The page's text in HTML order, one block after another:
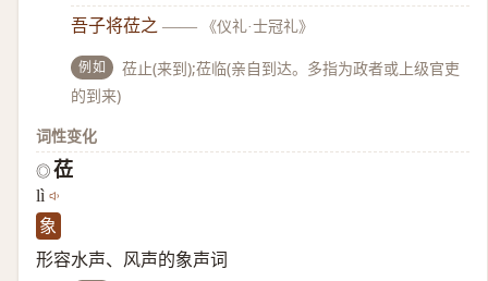
吾子将莅之 —— 《仪礼·士冠礼》
例如
莅止(来到);莅临(亲自到达。多指为政者或上级官吏
的到来)
词性变化
◎ 莅
lì
象
形容水声、风声的象声词